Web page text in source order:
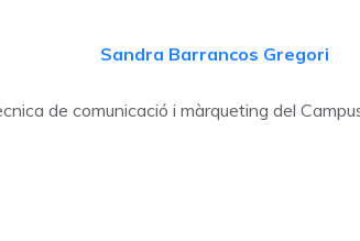
Sandra Barrancos Gregori
de comunicació i màrqueting del